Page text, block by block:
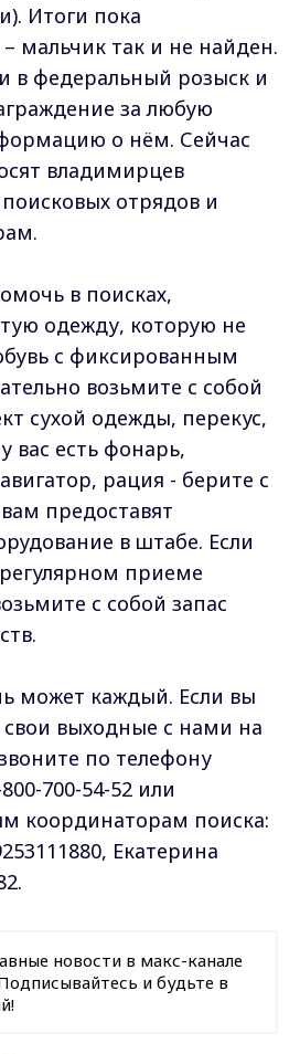
Итоги пока
мальчик так и не найден.
в федеральный розыск и
за любую
о нём. Сейчас
владимирцев
отрядов и
в поисках,
одежду, которую не
с фиксированным
возьмите с собой
сухой одежды, перекус,
вас есть фонарь,
рация - берите с
предоставят
в штабе. Если
приеме
с собой запас
может каждый. Если вы
свои выходные с нами на
по телефону
700-54-52 или
координаторам поиска:
Екатерина
новости в макс-канале
и будьте в